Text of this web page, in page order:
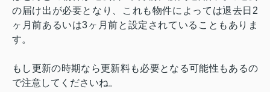
の届け出が必要となり、これも物件によっては退去日 2
ヶ月前あるいは3ヶ月前と設定されていることもありま
す。
もし更新の時期なら更新料も必要となる可能性もあるの
で注意してくださいね。